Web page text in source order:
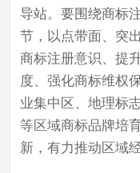
导站。要围绕商标
节，以点带面、突
商标注册意识、提
度、强化商标维权
业集中区、地理标
等区域商标品牌培
新，有力推动区域